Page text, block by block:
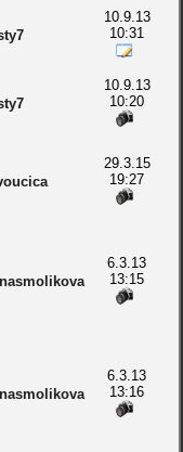
10.9.13
10:31
10.9.13
10:20
29.3.15
19:27
6.3.13
13:15
6.3.13
13:16